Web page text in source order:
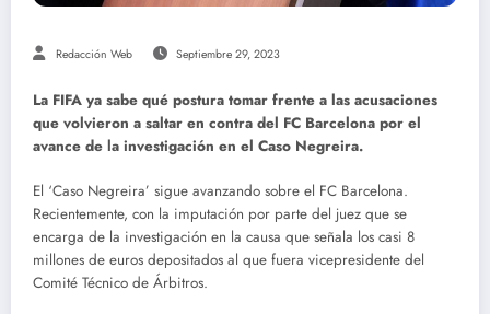
Redacción Web Septiembre 29, 2023
La FIFA ya sabe qué postura tomar frente a las acusaciones
que volvieron a saltar en contra del FC Barcelona por el
avance de la investigación en el Caso Negreira.
El ‘Caso Negreira’ sigue avanzando sobre el FC Barcelona.
Recientemente, con la imputación por parte del juez que se
encarga de la investigación en la causa que señala los casi 8
millones de euros depositados al que fuera vicepresidente del
Comité Técnico de Árbitros.